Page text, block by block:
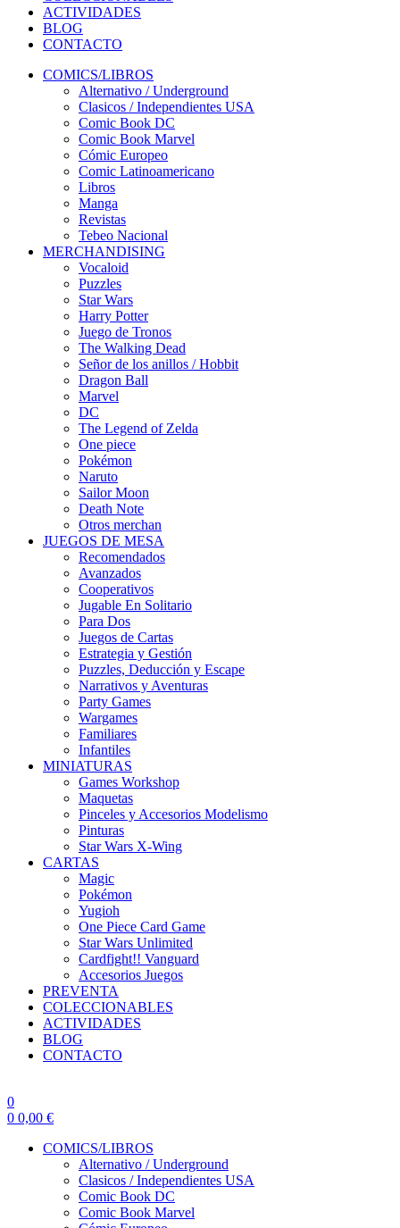
ACTIVIDADES
BLOG
CONTACTO
COMICS/LIBROS
Alternativo / Underground
Clasicos / Independientes USA
Comic Book DC
Comic Book Marvel
Cómic Europeo
Comic Latinoamericano
Libros
Manga
Revistas
Tebeo Nacional
MERCHANDISING
Vocaloid
Puzzles
Star Wars
Harry Potter
Juego de Tronos
The Walking Dead
Señor de los anillos / Hobbit
Dragon Ball
Marvel
DC
The Legend of Zelda
One piece
Pokémon
Naruto
Sailor Moon
Death Note
Otros merchan
JUEGOS DE MESA
Recomendados
Avanzados
Cooperativos
Jugable En Solitario
Para Dos
Juegos de Cartas
Estrategia y Gestión
Puzzles, Deducción y Escape
Narrativos y Aventuras
Party Games
Wargames
Familiares
Infantiles
MINIATURAS
Games Workshop
Maquetas
Pinceles y Accesorios Modelismo
Pinturas
Star Wars X-Wing
CARTAS
Magic
Pokémon
Yugioh
One Piece Card Game
Star Wars Unlimited
Cardfight!! Vanguard
Accesorios Juegos
PREVENTA
COLECCIONABLES
ACTIVIDADES
BLOG
CONTACTO
0
0 0,00 €
COMICS/LIBROS
Alternativo / Underground
Clasicos / Independientes USA
Comic Book DC
Comic Book Marvel